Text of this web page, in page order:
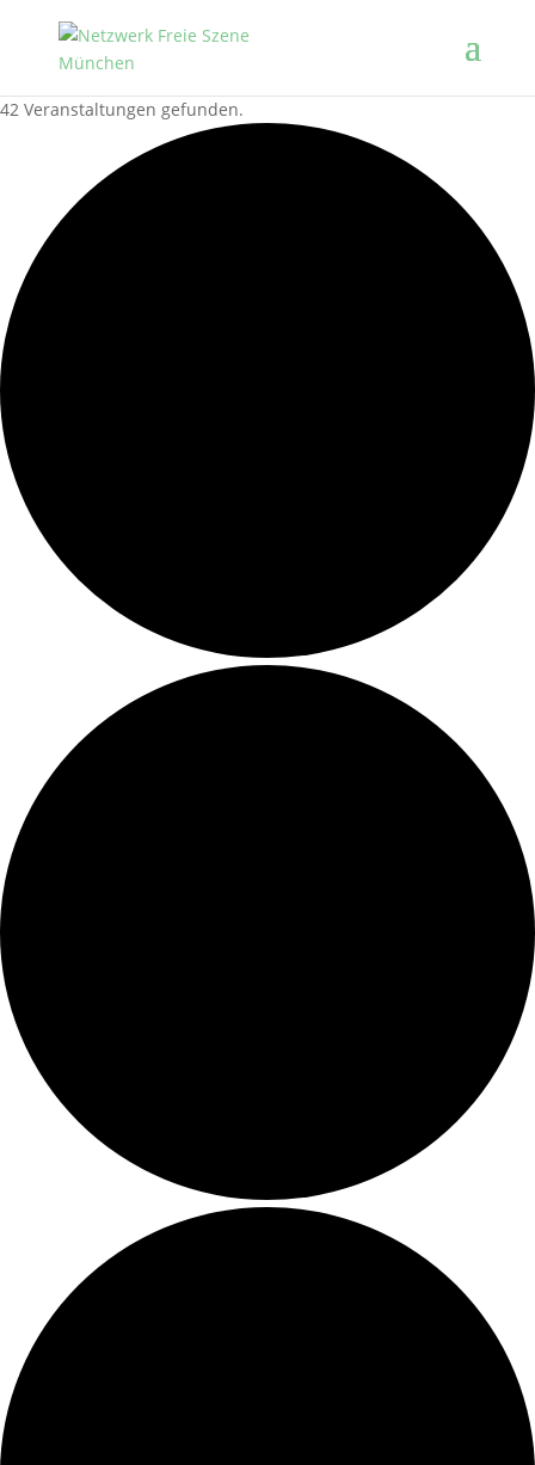
42 Veranstaltungen gefunden.